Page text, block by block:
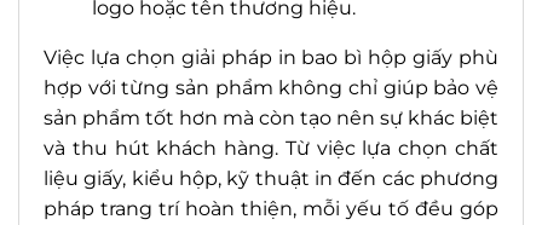
logo hoặc tên thương hiệu.
Việc lựa chọn giải pháp in bao bì hộp giấy phù
hợp với từng sản phẩm không chỉ giúp bảo vệ
sản phẩm tốt hơn mà còn tạo nên sự khác biệt
và thu hút khách hàng. Từ việc lựa chọn chất
liệu giấy, kiểu hộp, kỹ thuật in đến các phương
pháp trang trí hoàn thiện, mỗi yếu tố đều góp